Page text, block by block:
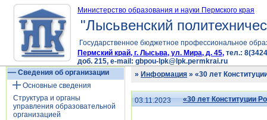
Министерство образования и науки Пермского края
"Лысьвенский
Государственное бюджетное профессиональное
Пермский край, г. Лысьва, ул. Мира, д. 45, тел.:
доб. 215, e-mail: gbpou-lpk@lpk.permkrai.ru
Сведения об организации
Основные сведения
Структура и органы
управления образовательной
организацией
» Информация » «30 лет
03.11.2023 «30 лет Конституции